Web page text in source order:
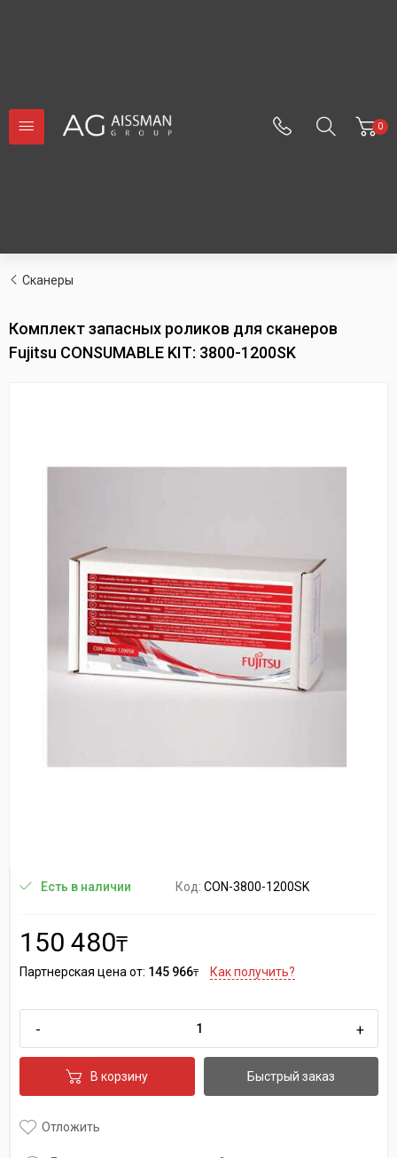
0
Сканеры
Комплект запасных роликов для сканеров
Fujitsu CONSUMABLE KIT: 3800-1200SK
Есть в наличии Код: CON-3800-1200SK
150 480₸
Партнерская цена от: 145 966₸ Как получить?
- +
В корзину Быстрый заказ
Отложить